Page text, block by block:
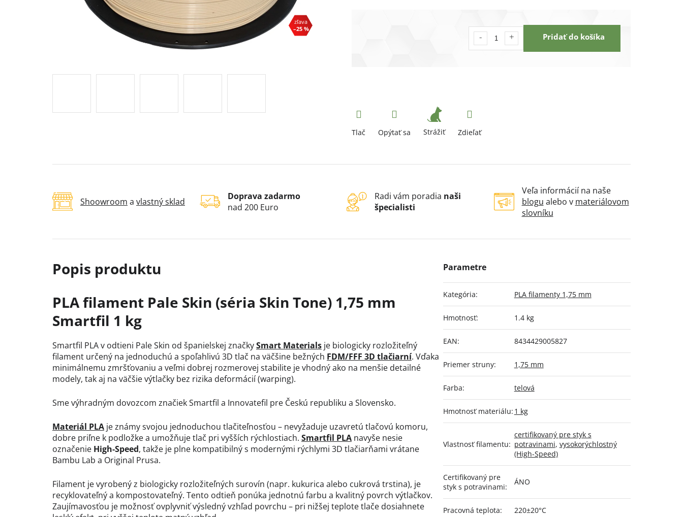
–25 %
Pridať do košíka
Tlač Opýtať sa Strážiť Zdieľať
Shoowroom a vlastný sklad
Doprava zadarmo
nad 200 Euro
Radi vám poradia naši
špecialisti
Veľa informácií na naše
blogu alebo v materiálovom
slovníku
PLA filament Pale Skin (séria Skin Tone) 1,75 mm
Smartfil 1 kg
Smartfil PLA v odtieni Pale Skin od španielskej značkySmart Materials je biologicky rozložiteľný
filament určený na jednoduchú a spoľahlivú 3D tlač na väčšine bežných FDM/FFF 3D tlačiarní. Vďaka
minimálnemu zmršťovaniu a veľmi dobrej rozmerovej stabilite je vhodný ako na menšie detailné
modely, tak aj na väčšie výtlačky bez rizika deformácií (warping).
Sme výhradným dovozcom značiek Smartfil a Innovatefil pre Českú republiku a Slovensko.
Materiál PLA je známy svojou jednoduchou tlačiteľnosťou – nevyžaduje uzavretú tlačovú komoru,
dobre priľne k podložke a umožňuje tlač pri vyšších rýchlostiach. Smartfil PLA navyše nesie
označenie High-Speed, takže je plne kompatibilný s modernými rýchlymi 3D tlačiarňami vrátane
Bambu Lab a Original Prusa.
Filament je vyrobený z biologicky rozložiteľných surovín (napr. kukurica alebo cukrová trstina), je
recyklovateľný a kompostovateľný. Tento odtieň ponúka jednotnú farbu a kvalitný povrch výtlačkov.
Zaujímavosťou je možnosť ovplyvniť výsledný vzhľad povrchu – pri nižšej teplote tlače dosiahnete
Kategória: PLA filamenty 1,75 mm
Hmotnosť: 1.4 kg
EAN: 8434429005827
Priemer struny: 1,75 mm
Farba: telová
Hmotnosť materiálu: 1 kg
Vlastnosť filamentu:
certifikovaný pre styk s
potravinami, vysokorýchlostný
(High-Speed)
Certifikovaný pre
styk s potravinami:
ÁNO
Pracovná teplota: 220±20°C